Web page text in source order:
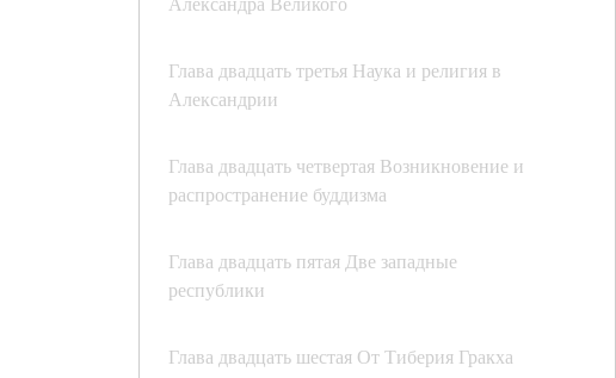
Глава двадцать третья Наука и религия в
Александрии
Глава двадцать четвертая Возникновение и
распространение буддизма
Глава двадцать пятая Две западные
республики
Глава двадцать шестая От Тиберия Гракха